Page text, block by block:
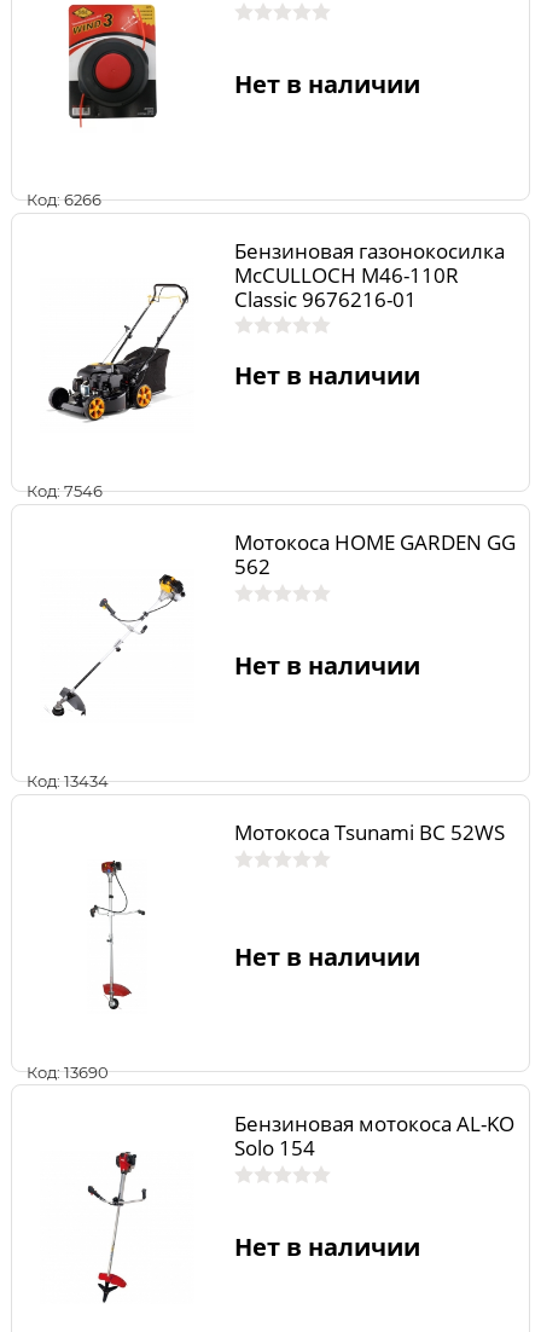
Код: 6266
Нет в наличии
Код: 7546
Бензиновая газонокосилка
McCULLOCH M46-110R
Classic 9676216-01
Нет в наличии
Код: 13434
Мотокоса HOME GARDEN GG
562
Нет в наличии
Код: 13690
Мотокоса Tsunami BC 52WS
Нет в наличии
Бензиновая мотокоса AL-KO
Solo 154
Нет в наличии